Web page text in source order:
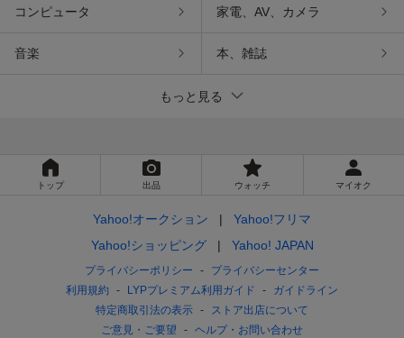
コンピュータ 家電、AV、カメラ
音楽 本、雑誌
もっと見る
トップ 出品 ウォッチ マイオク
Yahoo!オークション
Yahoo!フリマ
Yahoo!ショッピング
Yahoo! JAPAN
プライバシーポリシー
プライバシーセンター
利用規約
LYPプレミアム利用ガイド
ガイドライン
特定商取引法の表示
ストア出店について
ご意見・ご要望
ヘルプ・お問い合わせ